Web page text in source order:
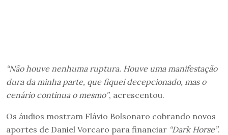
“Não houve nenhuma ruptura. Houve uma manifestação
dura da minha parte, que fiquei decepcionado, mas o
cenário continua o mesmo”, acrescentou.
Os áudios mostram Flávio Bolsonaro cobrando novos
aportes de Daniel Vorcaro para financiar “Dark Horse”.